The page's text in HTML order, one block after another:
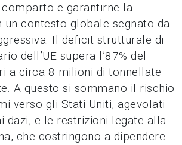
e garantirne la
contesto globale segnato da
Il deficit strutturale di
dell’UE supera l’87% del
a circa 8 milioni di tonnellate
A questo si sommano il rischio
verso gli Stati Uniti, agevolati
dazi, e le restrizioni legate alla
che costringono a dipendere